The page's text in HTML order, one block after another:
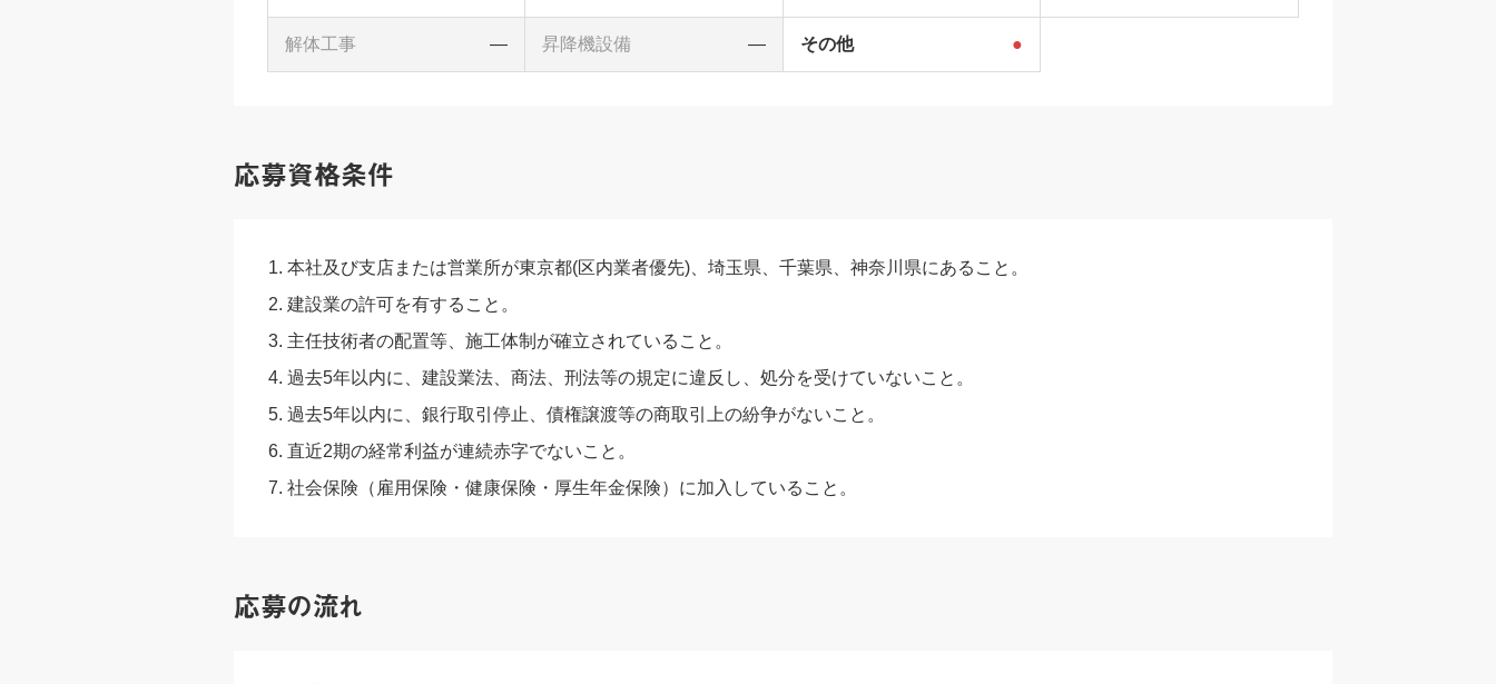
解体工事 ― 昇降機設備 ― その他 ●
応募資格条件
本社及び支店または営業所が東京都(区内業者優先)、埼玉県、千葉県、神奈川県にあること。
建設業の許可を有すること。
主任技術者の配置等、施工体制が確立されていること。
過去5年以内に、建設業法、商法、刑法等の規定に違反し、処分を受けていないこと。
過去5年以内に、銀行取引停止、債権譲渡等の商取引上の紛争がないこと。
直近2期の経常利益が連続赤字でないこと。
社会保険（雇用保険・健康保険・厚生年金保険）に加入していること。
応募の流れ